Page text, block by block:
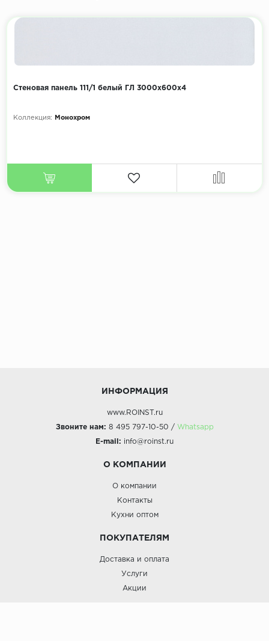
Стеновая панель 111/1 белый ГЛ 3000х600х4
Коллекция: Монохром
ИНФОРМАЦИЯ
www.ROINST.ru
Звоните нам: 8 495 797-10-50 / Whatsapp
E-mail: info@roinst.ru
О КОМПАНИИ
О компании
Контакты
Кухни оптом
ПОКУПАТЕЛЯМ
Доставка и оплата
Услуги
Акции